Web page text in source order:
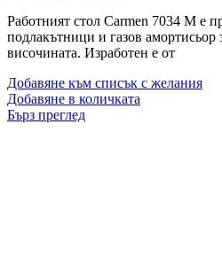
Работният стол Carmen 7034 М е
подлакътници и газов амортисьор
височината. Изработен е от
Добавяне към списък с желания
Добавяне в количката
Бърз преглед